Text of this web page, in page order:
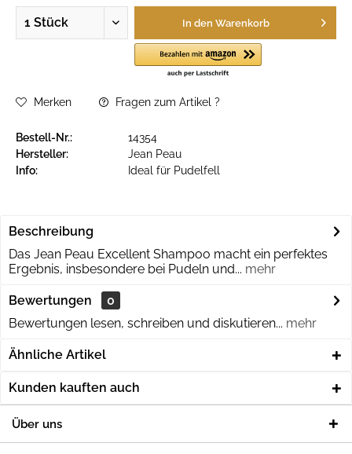
In den Warenkorb
Merken Fragen zum Artikel ?
Bestell-Nr.:
14354
Hersteller:
Jean Peau
Info:
Ideal für Pudelfell
Beschreibung
Das Jean Peau Excellent Shampoo macht ein perfektes
Ergebnis, insbesondere bei Pudeln und... mehr
Bewertungen
0
Bewertungen lesen, schreiben und diskutieren... mehr
Ähnliche Artikel
Kunden kauften auch
Über uns